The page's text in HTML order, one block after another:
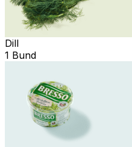
Dill
1 Bund